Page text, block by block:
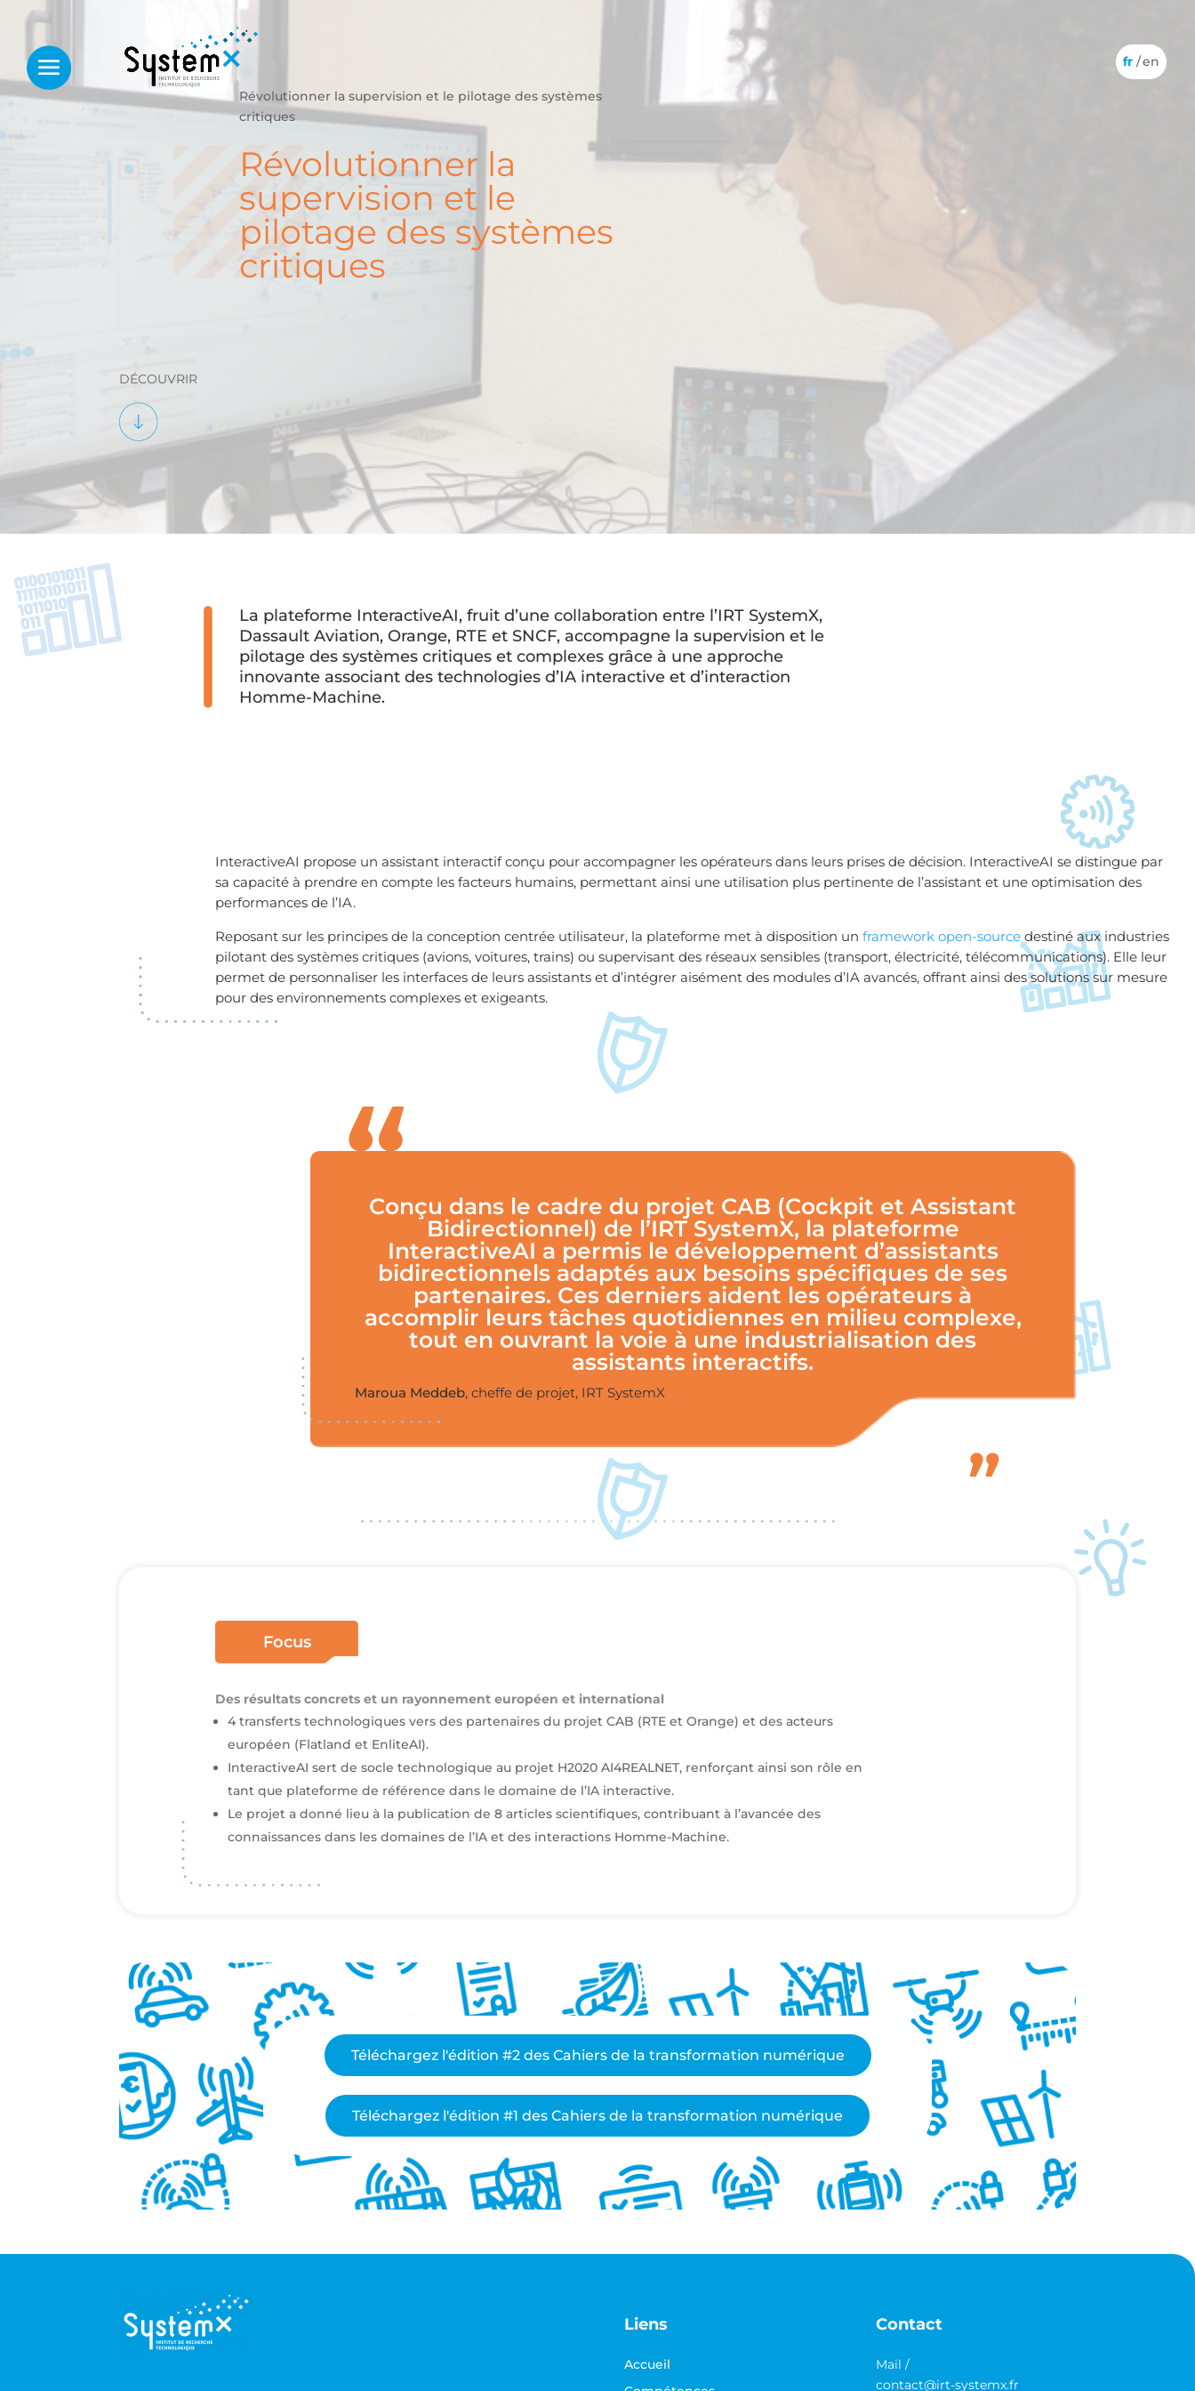
Révolutionner la supervision et le pilotage des systèmes
critiques
Révolutionner la
supervision et le
pilotage des systèmes
critiques
DÉCOUVRIR
La plateforme InteractiveAI, fruit d’une collaboration entre l’IRT SystemX,
Dassault Aviation, Orange, RTE et SNCF, accompagne la supervision et le
pilotage des systèmes critiques et complexes grâce à une approche
innovante associant des technologies d’IA interactive et d’interaction
Homme-Machine.
InteractiveAI propose un assistant interactif conçu pour accompagner les opérateurs dans leurs prises de décision. InteractiveAI se distingue par
sa capacité à prendre en compte les facteurs humains, permettant ainsi une utilisation plus pertinente de l’assistant et une optimisation des
performances de l’IA.
Reposant sur les principes de la conception centrée utilisateur, la plateforme met à disposition un framework open-sourcedestiné aux industries
pilotant des systèmes critiques (avions, voitures, trains) ou supervisant des réseaux sensibles (transport, électricité, télécommunications). Elle leur
permet de personnaliser les interfaces de leurs assistants et d’intégrer aisément des modules d’IA avancés, offrant ainsi des solutions sur mesure
pour des environnements complexes et exigeants.
Conçu dans le cadre du projet CAB (Cockpit et Assistant
Bidirectionnel) de l’IRT SystemX, la plateforme
InteractiveAI a permis le développement d’assistants
bidirectionnels adaptés aux besoins spécifiques de ses
partenaires. Ces derniers aident les opérateurs à
accomplir leurs tâches quotidiennes en milieu complexe,
tout en ouvrant la voie à une industrialisation des
assistants interactifs.
Maroua Meddeb, cheffe de projet, IRT SystemX
Focus
Des résultats concrets et un rayonnement européen et international
4 transferts technologiques vers des partenaires du projet CAB (RTE et Orange) et des acteurs
européen (Flatland et EnliteAI).
InteractiveAI sert de socle technologique au projet H2020 AI4REALNET, renforçant ainsi son rôle en
tant que plateforme de référence dans le domaine de l’IA interactive.
Le projet a donné lieu à la publication de 8 articles scientifiques, contribuant à l’avancée des
connaissances dans les domaines de l’IA et des interactions Homme-Machine.
Téléchargez l'édition #2 des Cahiers de la transformation numérique
Téléchargez l'édition #1 des Cahiers de la transformation numérique
Liens
Accueil
Contact
Mail /
contact@irt-systemx.fr